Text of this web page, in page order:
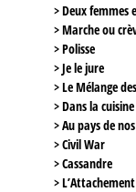
> Deux femmes
> Marche ou
> Polisse
> Je le jure
> Le Mélange
> Dans la
> Au pays de
> Civil War
> Cassandre
> L’Attachement